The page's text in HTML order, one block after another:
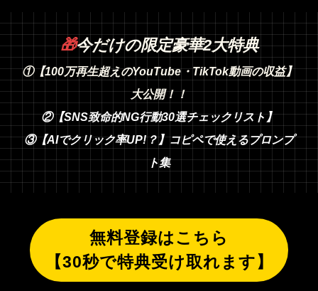
🎁今だけの限定豪華2大特典
①【100万再生超えのYouTube・TikTok動画の収益】
大公開！！
②【SNS致命的NG行動30選チェックリスト】
③【AIでクリック率UP!？】コピペで使えるプロンプ
ト集
無料登録はこちら
【30秒で特典受け取れます】